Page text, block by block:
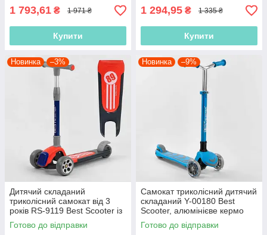
1 793,61 ₴ 1 971 ₴
Купити
1 294,95 ₴ 1 335 ₴
Купити
Новинка –3%
Дитячий складаний
триколісний самокат від 3
років RS-9119 Best Scooter із
широкими колесами, кермо
до 77 см
Готово до відправки
Новинка –9%
Самокат триколісний дитячий
складаний Y-00180 Best
Scooter, алюмінієве кермо
заввишки від 69 до 79 см,
Блакитний
Готово до відправки